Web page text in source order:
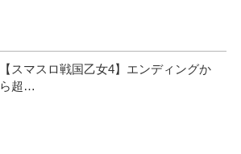
【スマスロ戦国乙女4】エンディングか
ら超…